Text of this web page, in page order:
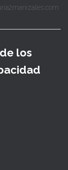
los